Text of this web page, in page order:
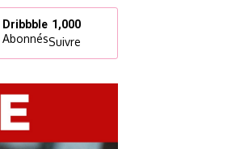
Dribbble 1,000
AbonnésSuivre